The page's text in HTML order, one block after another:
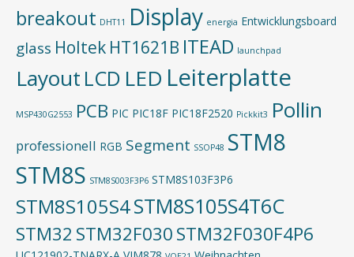
breakout DHT11 Display energia Entwicklungsboard
glass Holtek HT1621B ITEAD launchpad
Layout LCD LED Leiterplatte
MSP430G2553 PCB PIC PIC18F PIC18F2520 Pickkit3 Pollin
professionell RGB Segment SSOP48 STM8
STM8S STM8S003F3P6 STM8S103F3P6
STM8S105S4STM8S105S4T6C
STM32 STM32F030STM32F030F4P6